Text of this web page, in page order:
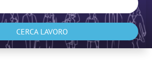
CERCA LAVORO